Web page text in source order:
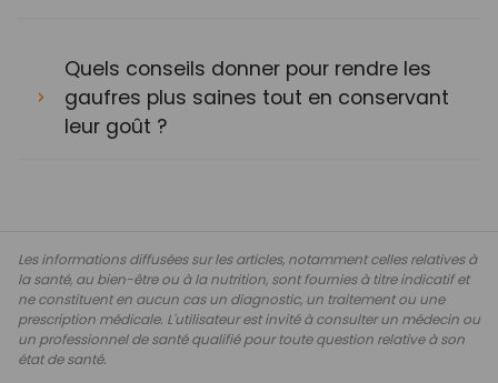
Quels conseils donner pour rendre les
gaufres plus saines tout en conservant
leur goût ?
Les informations diffusées sur les articles, notamment celles relatives à
la santé, au bien-être ou à la nutrition, sont fournies à titre indicatif et
ne constituent en aucun cas un diagnostic, un traitement ou une
prescription médicale. L'utilisateur est invité à consulter un médecin ou
un professionnel de santé qualifié pour toute question relative à son
état de santé.